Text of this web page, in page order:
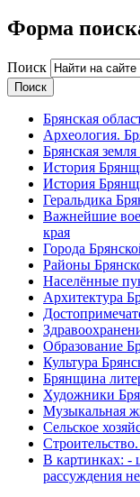
Форма
Поиск
Брянская
Археология.
Брянская
История
История
Геральдика
Важнейшие
края
Города
Районы
Населённые
Архитектура
Образование
Культура
Брянщина
Художники
Музыкальная
Сельское
В картинках: -
рассуждения